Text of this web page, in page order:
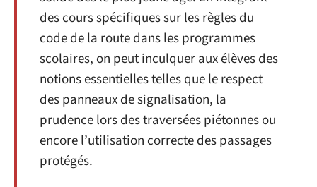
des cours spécifiques sur les règles du
code de la route dans les programmes
scolaires, on peut inculquer aux élèves des
notions essentielles telles que le respect
des panneaux de signalisation, la
prudence lors des traversées piétonnes ou
encore l’utilisation correcte des passages
protégés.